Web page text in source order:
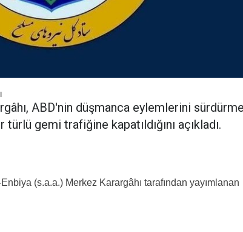
ABD'nin düşmanca eylemlerini
gemi trafiğine kapatıldığını açıkladı.
(s.a.a.) Merkez Karargâhı tarafından yayımlanan